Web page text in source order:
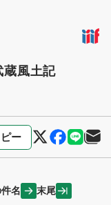
蔵風土記
ー
名 末尾